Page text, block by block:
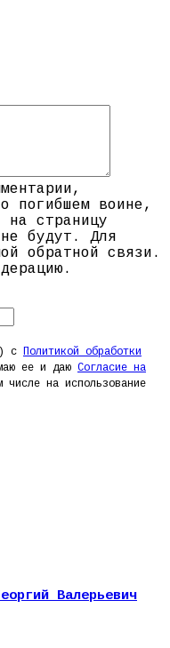
погибшем воине,
на страницу
будут. Для
обратной связи.
с
Политикой обработки
ее и даю Согласие на
на использование
Валерьевич